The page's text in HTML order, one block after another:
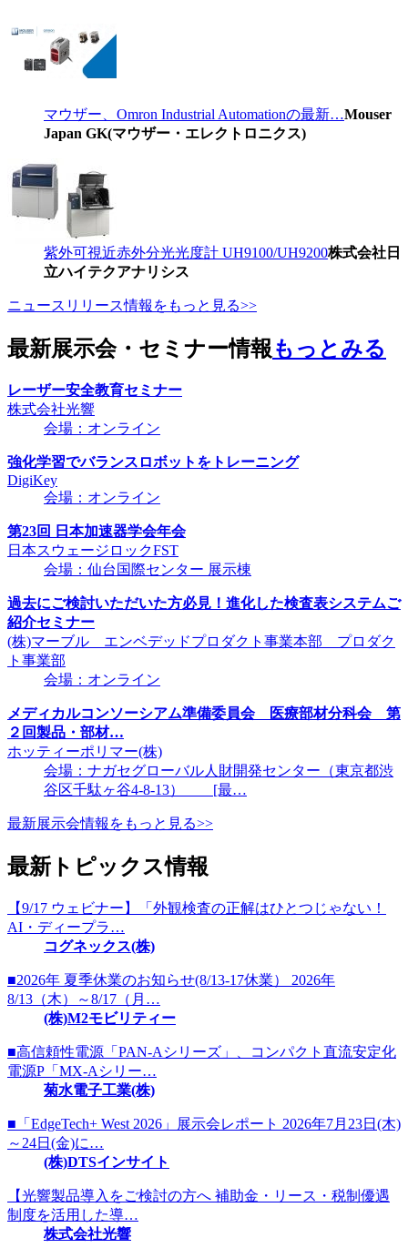
マウザー、Omron Industrial Automationの最新…Mouser
Japan GK(マウザー・エレクトロニクス)
紫外可視近赤外分光光度計 UH9100/UH9200株式会社日
立ハイテクアナリシス
ニュースリリース情報をもっと見る>>
最新展示会・セミナー情報もっとみる
レーザー安全教育セミナー
株式会社光響
会場：オンライン
強化学習でバランスロボットをトレーニング
DigiKey
会場：オンライン
第23回 日本加速器学会年会
日本スウェージロックFST
会場：仙台国際センター 展示棟
過去にご検討いただいた方必見！進化した検査表システムご
紹介セミナー
(株)マーブル エンベデッドプロダクト事業本部 プロダク
ト事業部
会場：オンライン
メディカルコンソーシアム準備委員会 医療部材分科会 第
２回製品・部材…
ホッティーポリマー(株)
会場：ナガセグローバル人財開発センター（東京都渋
谷区千駄ヶ谷4-8-13） [最…
最新展示会情報をもっと見る>>
最新トピックス情報
【9/17 ウェビナー】「外観検査の正解はひとつじゃない！
AI・ディープラ…
コグネックス(株)
■2026年 夏季休業のお知らせ(8/13-17休業） 2026年
8/13（木）～8/17（月…
(株)M2モビリティー
■高信頼性電源「PAN-Aシリーズ」、コンパクト直流安定化
電源P「MX-Aシリー…
菊水電子工業(株)
■「EdgeTech+ West 2026」展示会レポート 2026年7月23日(木)
～24日(金)に…
(株)DTSインサイト
【光響製品導入をご検討の方へ 補助金・リース・税制優遇
制度を活用した導…
株式会社光響